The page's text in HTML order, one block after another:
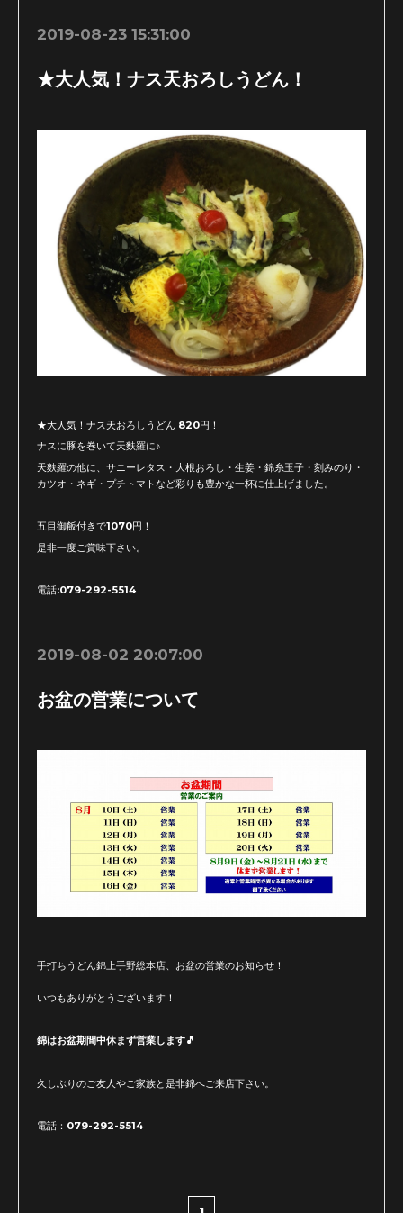
2019-08-23 15:31:00
★大人気！ナス天おろしうどん！
★大人気！ナス天おろしうどん 820円！
ナスに豚を巻いて天麩羅に♪
天麩羅の他に、サニーレタス・大根おろし・生姜・錦糸玉子・刻みのり・
カツオ・ネギ・プチトマトなど彩りも豊かな一杯に仕上げました。
五目御飯付きで1070円！
是非一度ご賞味下さい。
電話:079-292-5514
2019-08-02 20:07:00
お盆の営業について
手打ちうどん錦上手野総本店、お盆の営業のお知らせ！
いつもありがとうございます！
錦はお盆期間中休まず営業します🎵
久しぶりのご友人やご家族と是非錦へご来店下さい。
電話：079-292-5514